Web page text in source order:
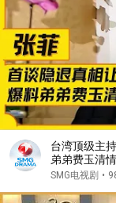
台湾顶级主
弟弟费玉清
费玉清 #可凡
SMG电视剧 •